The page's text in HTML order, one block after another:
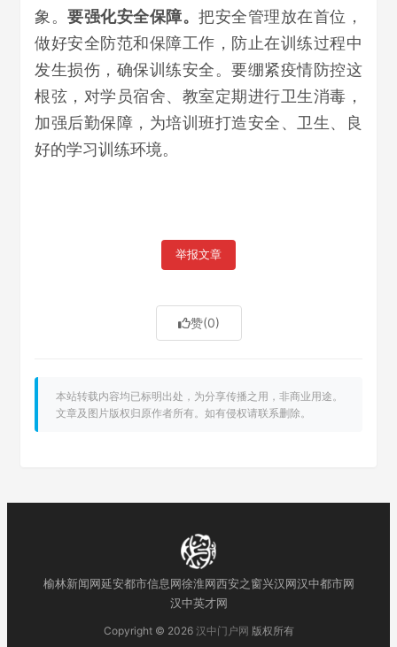
象。要强化安全保障。把安全管理放在首位，
做好安全防范和保障工作，防止在训练过程中
发生损伤，确保训练安全。要绷紧疫情防控这
根弦，对学员宿舍、教室定期进行卫生消毒，
加强后勤保障，为培训班打造安全、卫生、良
好的学习训练环境。
举报文章
赞(0)
本站转载内容均已标明出处，为分享传播之用，非商业用途。
文章及图片版权归原作者所有。如有侵权请联系删除。
榆林新闻网延安都市信息网徐淮网西安之窗兴汉网汉中都市网
汉中英才网
Copyright © 2026 汉中门户网 版权所有